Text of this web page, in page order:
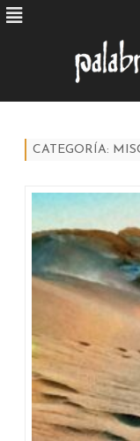
CATEGORÍA: